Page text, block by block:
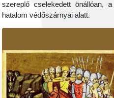
szereplő cselekedett önállóan,
hatalom védőszárnyai alatt.